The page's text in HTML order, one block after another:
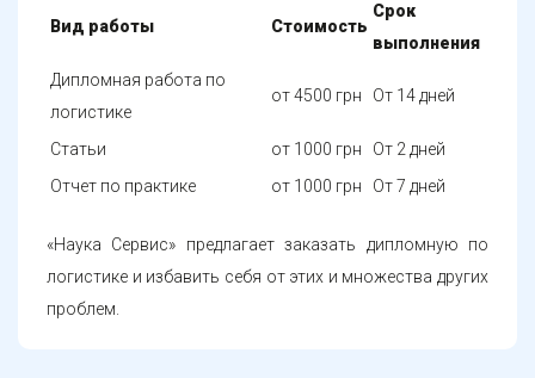
Вид работы Стоимость
Срок
выполнения
Дипломная работа по
логистике
от 4500 грн От 14 дней
Статьи от 1000 грн
От 2 дней
Отчет по практике
от 1000 грн
От 7 дней
Презентация, доклад,
Бесплатно От 3 дней
«Наука Сервис» предлагает заказать дипломную по
логистике и избавить себя от этих и множества других
проблем.